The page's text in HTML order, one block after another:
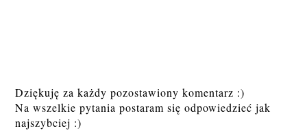
Dziękuję za każdy pozostawiony komentarz :)
Na wszelkie pytania postaram się odpowiedzieć jak
najszybciej :)